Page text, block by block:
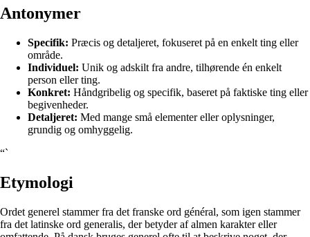
Antonymer
Specifik: Præcis og detaljeret, fokuseret på en enkelt ting eller
område.
Individuel: Unik og adskilt fra andre, tilhørende én enkelt
person eller ting.
Konkret: Håndgribelig og specifik, baseret på faktiske ting eller
begivenheder.
Detaljeret: Med mange små elementer eller oplysninger,
grundig og omhyggelig.
“`
Etymologi
Ordet generel stammer fra det franske ord général, som igen stammer
fra det latinske ord generalis, der betyder af almen karakter eller